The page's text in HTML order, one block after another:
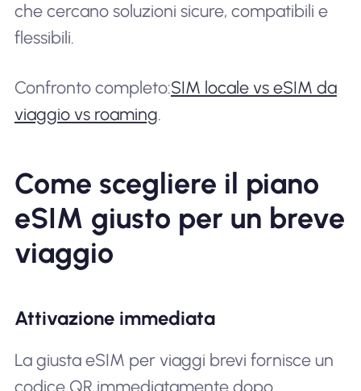
che cercano soluzioni sicure, compatibili e
flessibili.
Confronto completo:SIM locale vs eSIM da
viaggio vs roaming.
Come scegliere il piano
eSIM giusto per un breve
viaggio
Attivazione immediata
La giusta eSIM per viaggi brevi fornisce un
codice QR immediatamente dopo